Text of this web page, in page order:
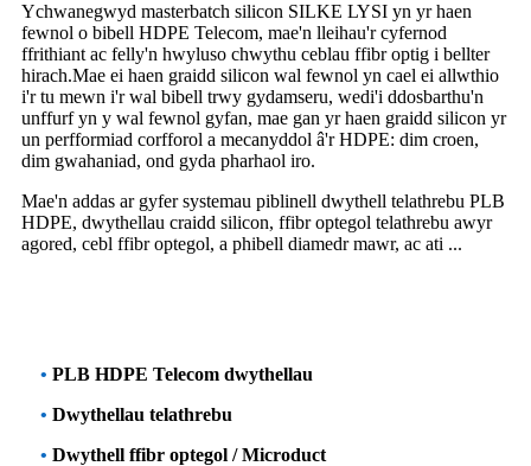
Ychwanegwyd masterbatch silicon SILKE LYSI yn yr haen
fewnol o bibell HDPE Telecom, mae'n lleihau'r cyfernod
ffrithiant ac felly'n hwyluso chwythu ceblau ffibr optig i bellter
hirach.Mae ei haen graidd silicon wal fewnol yn cael ei allwthio
i'r tu mewn i'r wal bibell trwy gydamseru, wedi'i ddosbarthu'n
unffurf yn y wal fewnol gyfan, mae gan yr haen graidd silicon yr
un perfformiad corfforol a mecanyddol â'r HDPE: dim croen,
dim gwahaniad, ond gyda pharhaol iro.
Mae'n addas ar gyfer systemau piblinell dwythell telathrebu PLB
HDPE, dwythellau craidd silicon, ffibr optegol telathrebu awyr
agored, cebl ffibr optegol, a phibell diamedr mawr, ac ati ...
• PLB HDPE Telecom dwythellau
• Dwythellau telathrebu
• Dwythell ffibr optegol / Microduct